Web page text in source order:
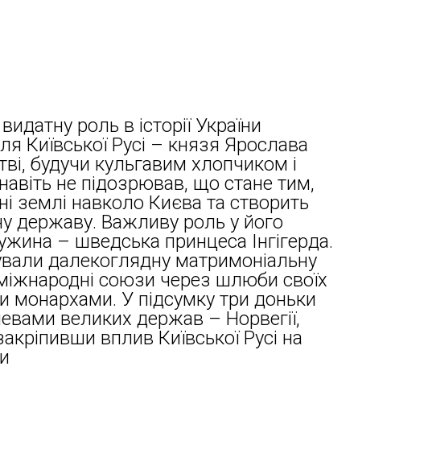
роль в історії України
Київської Русі – князя Ярослава
будучи кульгавим хлопчиком і
не підозрював, що стане тим,
землі навколо Києва та створить
державу. Важливу роль у його
– шведська принцеса Інгігерда.
далекоглядну матримоніальну
союзи через шлюби своїх
монархами. У підсумку три доньки
великих держав – Норвегії,
вплив Київської Русі на